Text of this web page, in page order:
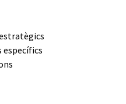
específics